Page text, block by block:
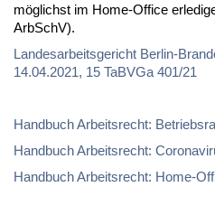
möglichst im Home-Office
ArbSchV).
Landesarbeitsgericht Berlin-
14.04.2021, 15 TaBVGa 401/21
Handbuch Arbeitsrecht:
Handbuch Arbeitsrecht:
Handbuch Arbeitsrecht: Home-